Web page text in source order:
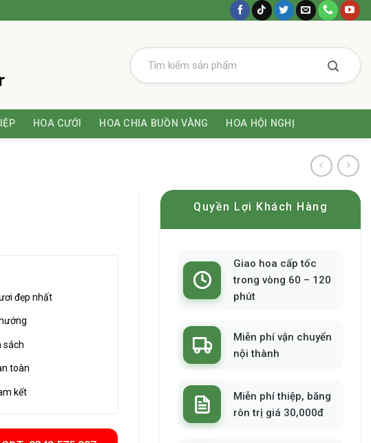
HOA CƯỚI HOA CHIA BUỒN VÀNG HOA HỘI NGHỊ
đẹp nhất
sách
toàn
kết
Quyền Lợi Khách Hàng
Giao hoa cấp tốc
trong vòng 60 – 120
phút
Miễn phí vận chuyển
nội thành
Miễn phí thiệp, băng
rôn trị giá 30,000đ